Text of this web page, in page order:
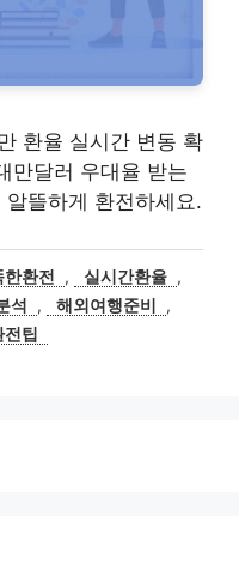
환율 실시간 변동 확
만달러 우대율 받는
뜰하게 환전하세요.
한환전 , 실시간환율 ,
석 , 해외여행준비
,
전팁